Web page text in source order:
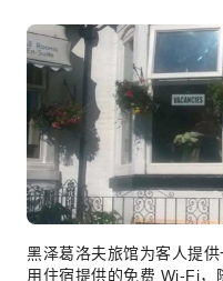
黑泽葛洛夫旅馆为客人提
用住宿提供的免费 Wi-Fi，